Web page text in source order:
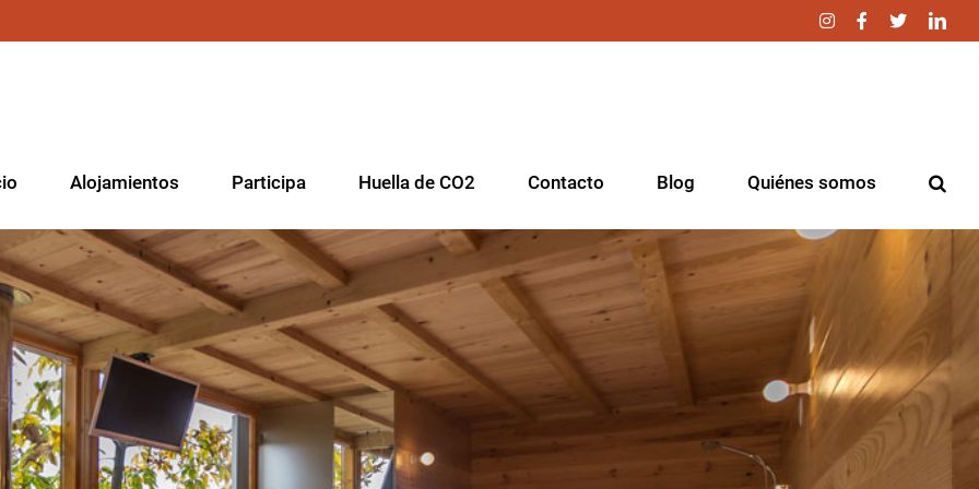
InstagramFacebook
Twitter
Alojamientos Participa Huella de CO2 Contacto Blog Quiénes somos